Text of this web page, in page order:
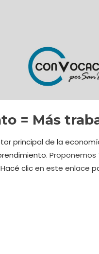
= Más
principal de la
Proponemos
clicen este enlace
PRESUPUESTO TEMAS